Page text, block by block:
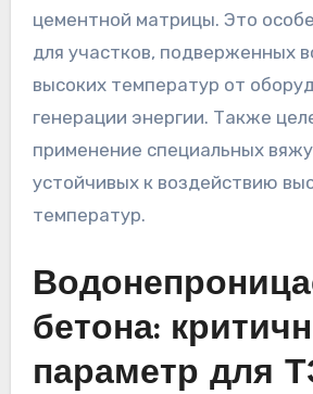
цементной матрицы. Это
для участков, подверженных
высоких температур от
генерации энергии. Также
применение специальных
устойчивых к воздействию
температур.
бетона:
параметр для